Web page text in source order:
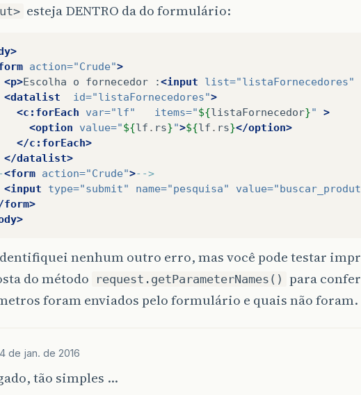
esteja DENTRO da do formulário:
action="Crude">
<p>Escolha o fornecedor :<input list="listaFornecedores"
<datalist
id="listaFornecedores">
<c:forEach
var="lf" items="${listaFornecedor}"
>
<option
value="${lf . rs}">${lf . rs}</option>
</c:forEach>
</datalist>
<form action="Crude">-->
<input
type="submit" name="pesquisa" value=
form>
nenhum outro erro, mas você pode testar
do método
request.getParameterNames()
para
foram enviados pelo formulário e quais não foram.
de jan. de 2016
tão simples …